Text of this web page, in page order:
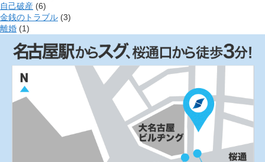
自己破産 (6)
金銭のトラブル (3)
離婚 (1)